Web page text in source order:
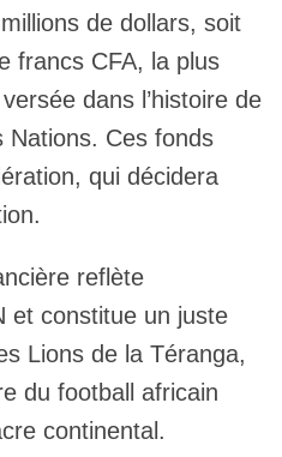
de dollars, soit
francs CFA, la plus
dans l’histoire de
Nations. Ces fonds
qui décidera
reflète
et constitue un juste
Lions de la Téranga,
du football africain
continental.